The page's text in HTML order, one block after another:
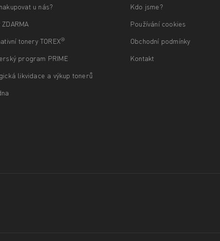
u nás?
tonery TOREX®
program PRIME
likvidace a výkup tonerů
Kdo jsme?
Používání cookies
Obchodní podmínky
Kontakt